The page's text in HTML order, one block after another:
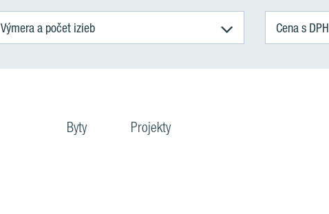
Výmera a počet izieb Cena s DPH
Byty Projekty